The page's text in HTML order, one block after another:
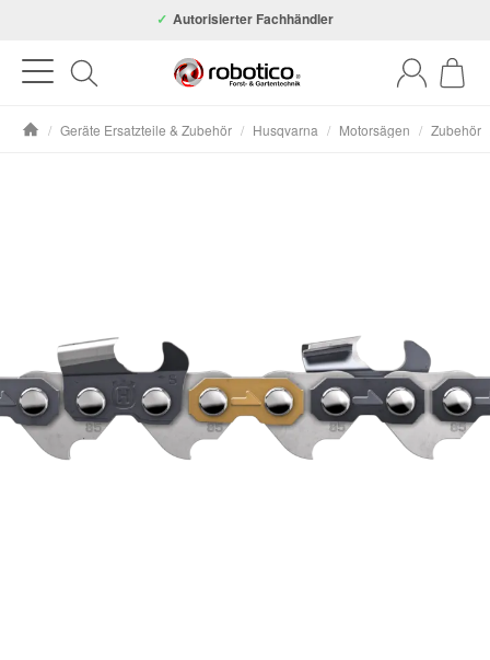
Autorisierter Fachhändler
/ Geräte Ersatzteile & Zubehör / Husqvarna / Motorsägen / Zubehör